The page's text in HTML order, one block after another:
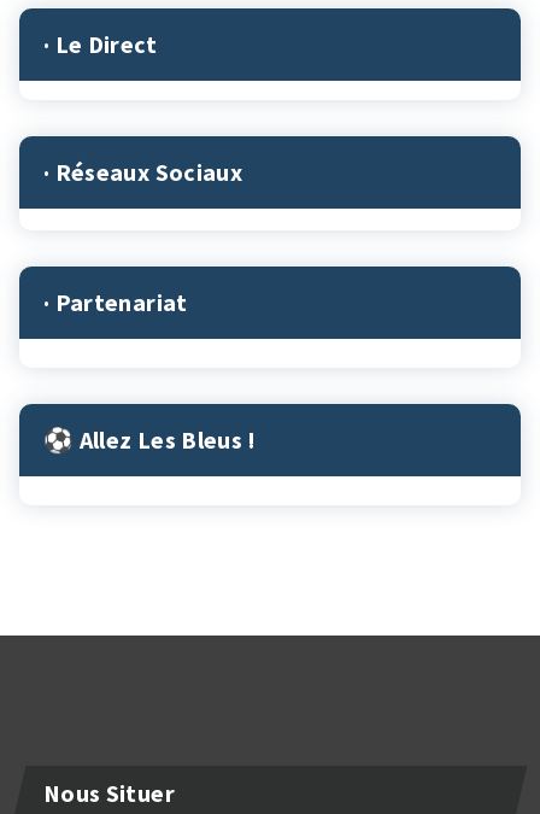
· Le Direct
· Réseaux Sociaux
· Partenariat
⚽︎ Allez Les Bleus !
Nous Situer